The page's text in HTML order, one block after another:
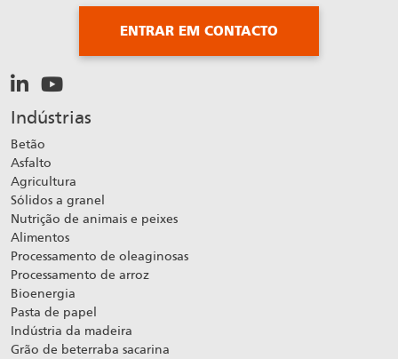
ENTRAR EM CONTACTO
Indústrias
Betão
Asfalto
Agricultura
Sólidos a granel
Nutrição de animais e peixes
Alimentos
Processamento de oleaginosas
Processamento de arroz
Bioenergia
Pasta de papel
Indústria da madeira
Grão de beterraba sacarina